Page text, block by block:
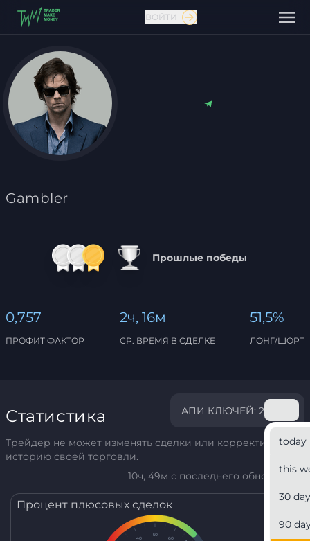
Связаться с нами
ВОЙТИ
Gambler
Прошлые победы
0,757
ПРОФИТ ФАКТОР
2ч, 16м
СР. ВРЕМЯ В СДЕЛКЕ
51,5%
ЛОНГ/ШОРТ
Статистика АПИ КЛЮЧЕЙ: 2
today
this
30
90
Трейдер не может изменять сделки или корректировать
историю своей торговли.
10ч, 49м с последнего обновления
Процент плюсовых сделок
40
50
60